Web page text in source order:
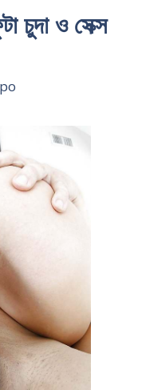
চুদা ও সেক্স